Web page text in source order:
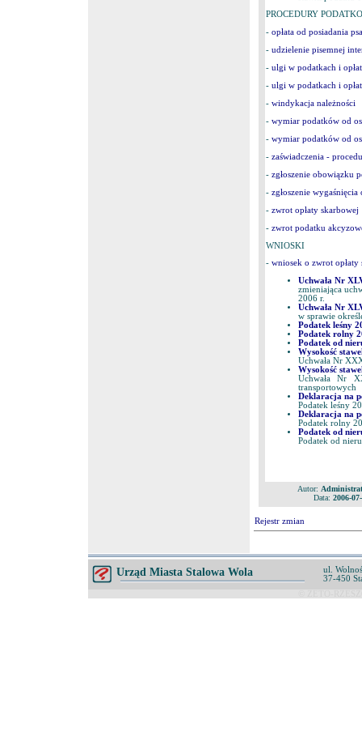
PROCEDURY
- opłata od posiadania psa
- udzielenie pisemnej
- ulgi w podatkach i
- ulgi w podatkach i
- windykacja należności
- wymiar podatków od
- wymiar podatków od
- zaświadczenia -
- zgłoszenie obowiązku
- zgłoszenie
- zwrot opłaty skarbowej
- zwrot podatku
WNIOSKI
- wniosek o zwrot opłaty
Uchwała Nr
zmieniająca
2006 r.
Uchwała Nr
w sprawie
Podatek leśny
Podatek rolny
Podatek od
Wysokość
Uchwała Nr
Wysokość
Uchwała Nr
transportowych
Deklaracja na
Podatek leśny
Deklaracja na
Podatek rolny
Podatek od
Podatek od
Autor:
Data: 2006-
Rejestr zmian
Urząd Miasta Stalowa Wola
ul.
37-450